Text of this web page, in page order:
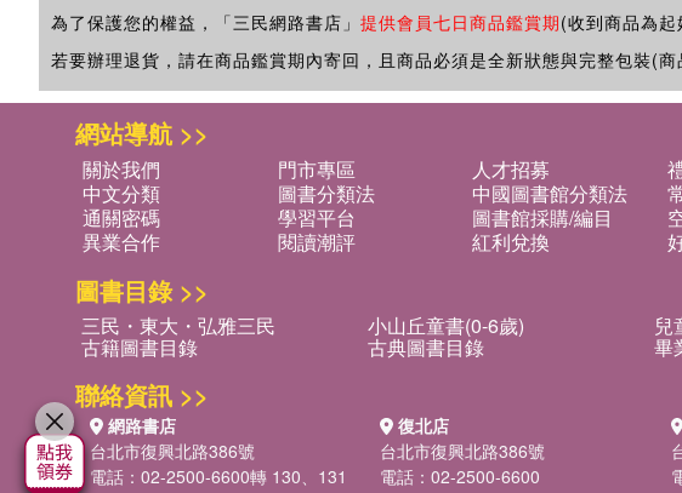
為了保護您的權益，「三民網路書店」 提供會員七日商品鑑賞期(收到商品為起
若要辦理退貨，請在商品鑑賞期內寄回，且商品必須是全新狀態與完整包裝(
網站導航 >>
關於我們 門市專區 人才招募
中文分類
圖書分類法 中國圖書館分類法
通關密碼
學習平台 圖書館採購/編目
異業合作
閱讀潮評 紅利兌換
圖書目錄 >>
三民・東大・弘雅三民 小山丘童書(0-6歲) 兒
古籍圖書目錄 古典圖書目錄 畢
聯絡資訊 >>
網路書店
台北市復興北路386號
電話：02-2500-6600轉 130、131
復北店
台北市復興北路386號
電話：02-2500-6600